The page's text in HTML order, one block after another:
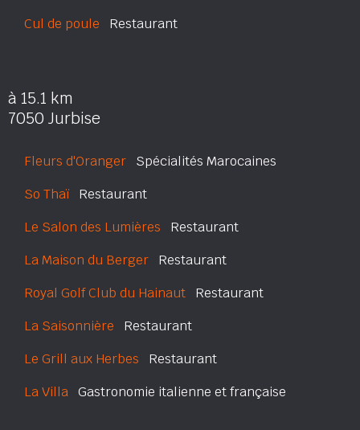
Cul de poule Restaurant
à 15.1 km
7050 Jurbise
Fleurs d'Oranger Spécialités Marocaines
So Thaï Restaurant
Le Salon des Lumières Restaurant
La Maison du Berger Restaurant
Royal Golf Club du Hainaut Restaurant
La Saisonnière Restaurant
Le Grill aux Herbes Restaurant
La Villa Gastronomie italienne et française